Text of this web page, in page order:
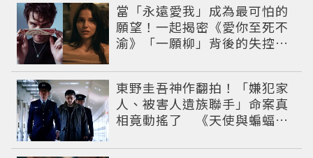
當「永遠愛我」成為最可怕的
願望！一起揭密《愛你至死不
渝》「一願柳」背後的失控愛
東野圭吾神作翻拍！「嫌犯家
人、被害人遺族聯手」命案真
相竟動搖了 《天使與蝙蝠》